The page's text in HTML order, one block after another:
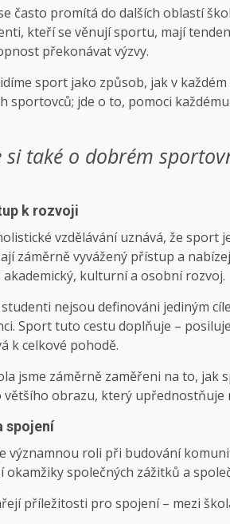
často promítá do dalších oblastí
kteří se věnují sportu, mají
překonávat výzvy.
sport jako způsob, jak v
sportovců; jde o to, pomoci
si také o dobrém
k rozvoji
vzdělávání uznává, že
záměrně vyvážený přístup a
kulturní a osobní rozvoj.
nejsou definováni jediným
Sport tuto cestu doplňuje –
k celkové pohodě.
jsme záměrně zaměřeni na to, jak
obrazu, který upřednostňuje
spojení
významnou roli při budování
okamžiky společných zážitků a
příležitosti pro spojení – mezi